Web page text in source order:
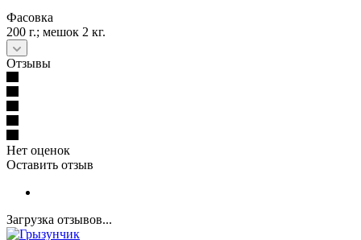
Фасовка
200 г.; мешок 2 кг.
Отзывы
Нет оценок
Оставить отзыв
Загрузка отзывов...